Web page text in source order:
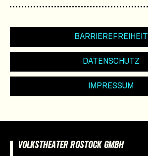
BARRIEREFREIHEIT
DATENSCHUTZ
IMPRESSUM
VOLKSTHEATER ROSTOCK GMBH